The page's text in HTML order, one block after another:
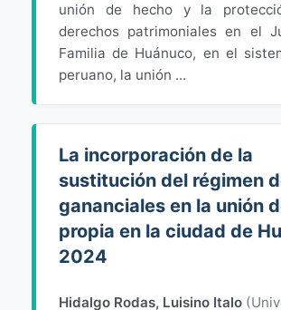
unión de hecho y la
derechos patrimoniales en el
Familia de Huánuco, en el
peruano, la unión ...
La incorporación de la
sustitución del régimen
gananciales en la unión
propia en la ciudad de
2024
Hidalgo Rodas, Luisino Italo (